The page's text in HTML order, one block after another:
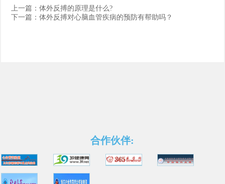
上一篇：体外反搏的原理是什么?
下一篇：体外反搏对心脑血管疾病的预防有帮助吗？
合作伙伴: